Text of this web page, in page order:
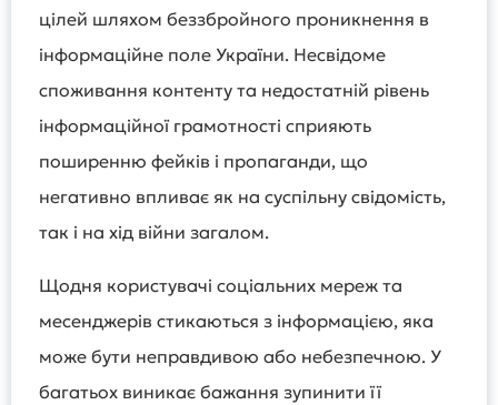
цілей шляхом беззбройного проникнення в
інформаційне поле України. Несвідоме
споживання контенту та недостатній рівень
інформаційної грамотності сприяють
поширенню фейків і пропаганди, що
негативно впливає як на суспільну свідомість,
так і на хід війни загалом.
Щодня користувачі соціальних мереж та
месенджерів стикаються з інформацією, яка
може бути неправдивою або небезпечною. У
багатьох виникає бажання зупинити її